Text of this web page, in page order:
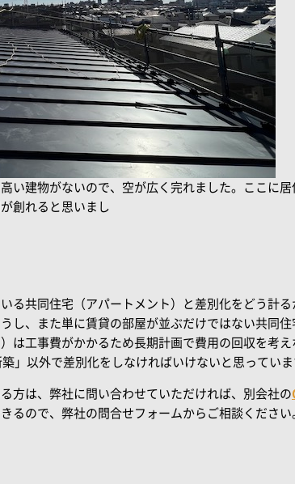
い建物がないので、空が広く完れました。ここに
創れると思いまし
る共同住宅（アパートメント）と差別化をどう計
し、また単に賃貸の部屋が並ぶだけではない共同
工事費がかかるため長期計画で費用の回収を考え
」以外で差別化をしなければいけないと思っていま
方は、弊社に問い合わせていただければ、別会社の
るので、弊社の問合せフォームからご相談ください